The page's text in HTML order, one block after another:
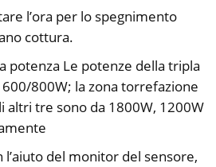
l’ora per lo spegnimento
cottura.
potenza Le potenze della tripla
800W; la zona torrefazione
altri tre sono da 1800W, 1200W
l’aiuto del monitor del sensore,